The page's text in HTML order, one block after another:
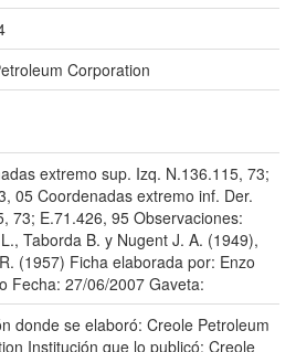
Corporation
extremo sup. Izq. N.136.115, 73;
05 Coordenadas extremo inf. Der.
73; E.71.426, 95 Observaciones:
Taborda B. y Nugent J. A. (1949),
(1957) Ficha elaborada por: Enzo
Fecha: 27/06/2007 Gaveta:
donde se elaboró: Creole Petroleum
Institución que lo publicó: Creole